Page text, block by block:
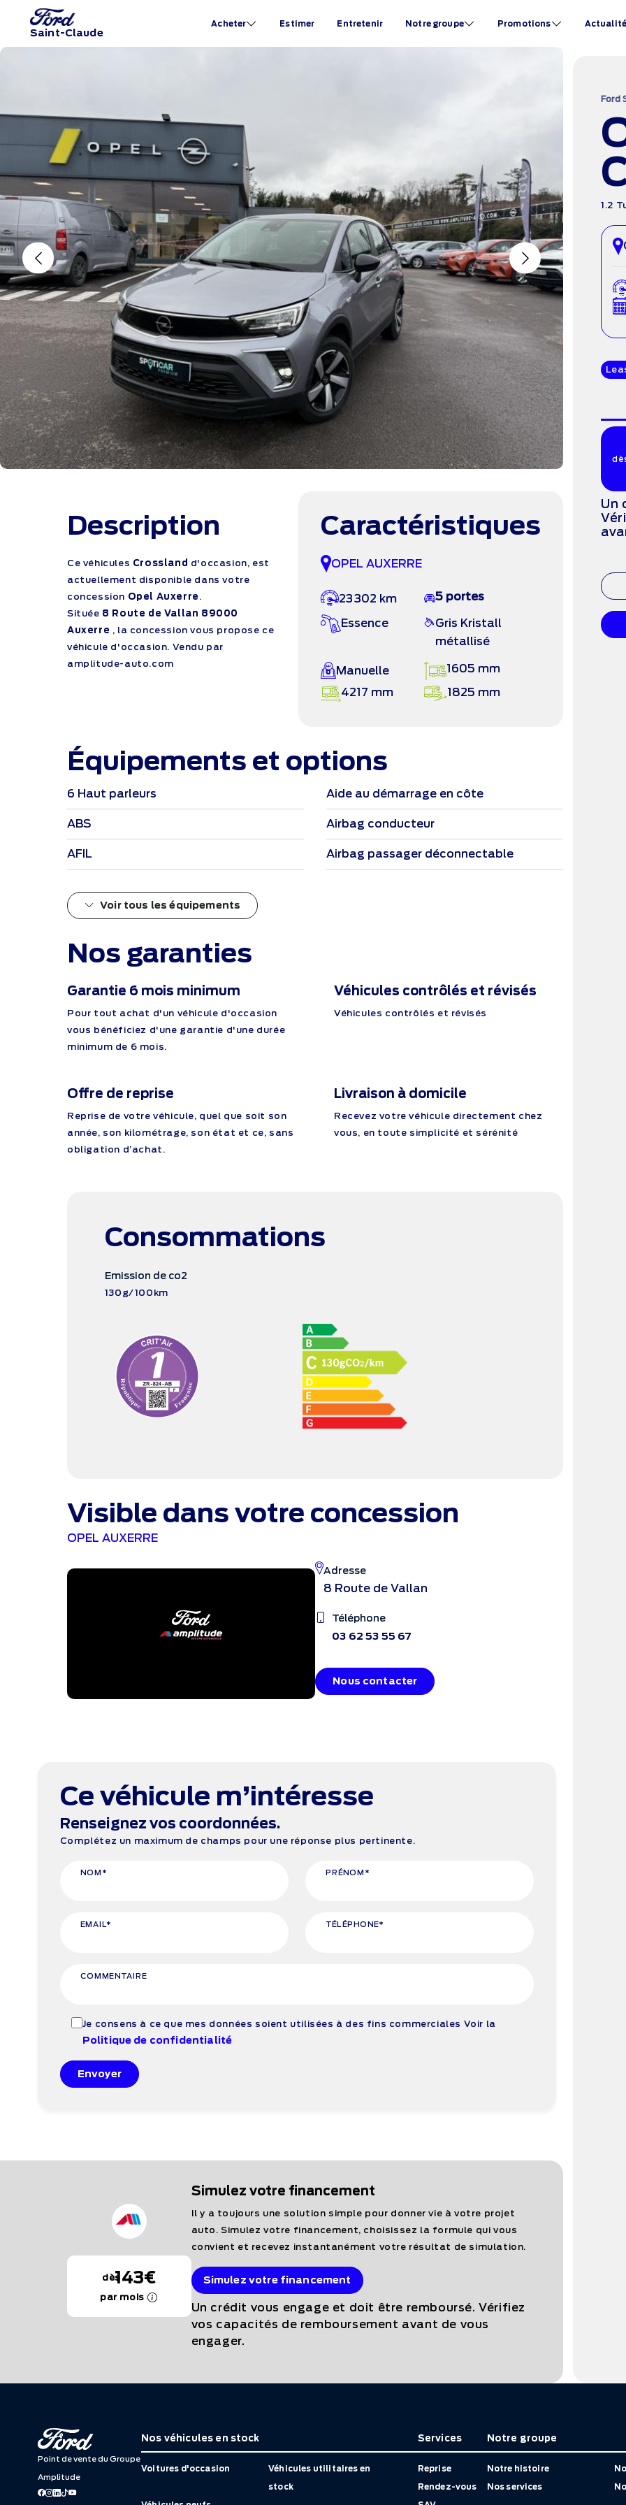
Saint-Claude
Acheter Estimer Entretenir Notre groupe Promotions
Previous Next
Ford
1.2
Un
Description
Ce véhicules Crossland d'occasion, est
actuellement disponible dans votre
concession Opel Auxerre .
Située 8 Route de Vallan 89000
Auxerre , la concession vous propose ce
véhicule d'occasion. Vendu par
amplitude-auto.com
Caractéristiques
OPEL AUXERRE
23 302 km
5 portes
Essence
Gris Kristall
métallisé
Manuelle
1605 mm
4217 mm
1825 mm
Équipements et options
6 Haut parleurs
ABS
AFIL
Aide au démarrage en côte
Airbag conducteur
Airbag passager déconnectable
Voir tous les équipements
Nos garanties
Garantie 6 mois minimum
Pour tout achat d'un véhicule d'occasion
vous bénéficiez d'une garantie d'une durée
minimum de 6 mois.
Véhicules contrôlés et révisés
Véhicules contrôlés et révisés
Offre de reprise
Reprise de votre véhicule, quel que soit son
année, son kilométrage, son état et ce, sans
obligation d’achat.
Livraison à domicile
Recevez votre véhicule directement chez
vous, en toute simplicité et sérénité
Consommations
Emission de co2
130g/100km
Visible dans votre concession
OPEL AUXERRE
Adresse
8 Route de Vallan
Téléphone
03 62 53 55 67
Nous contacter
Ce véhicule m’intéresse
Renseignez vos coordonnées.
Complétez un maximum de champs pour une réponse plus pertinente.
NOM* PRÉNOM*
EMAIL* TÉLÉPHONE*
COMMENTAIRE
Je consens à ce que mes données soient utilisées à des fins commerciales Voir la
Politique de confidentialité
Envoyer
dès143€
par mois
Simulez votre financement
Il y a toujours une solution simple pour donner vie à votre projet
auto. Simulez votre financement, choisissez la formule qui vous
convient et recevez instantanément votre résultat de simulation.
Simulez votre financement
Un crédit vous engage et doit être remboursé. Vérifiez
vos capacités de remboursement avant de vous
engager.
Point de vente du Groupe
Amplitude
Nos véhicules en stock
Voitures d'occasion
Véhicules utilitaires en
stock
Services
Reprise
Rendez-vous
Notre groupe
Notre histoire
Nos services